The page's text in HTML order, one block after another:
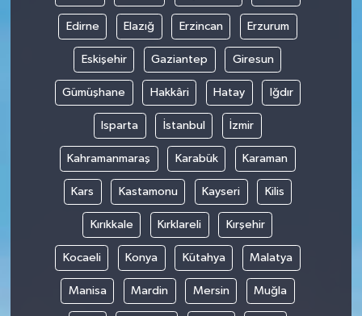
Edirne Elazığ Erzincan Erzurum
Eskişehir Gaziantep Giresun
Gümüşhane Hakkâri Hatay Iğdır
Isparta İstanbul İzmir
Kahramanmaraş Karabük Karaman
Kars Kastamonu Kayseri Kilis
Kırıkkale Kırklareli Kırşehir
Kocaeli Konya Kütahya Malatya
Manisa Mardin Mersin Muğla